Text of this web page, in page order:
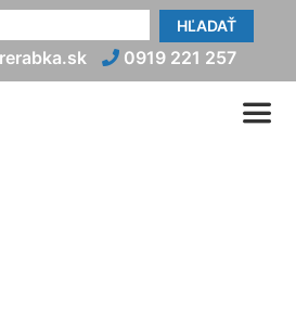
HĽADAŤ
0919 221 257